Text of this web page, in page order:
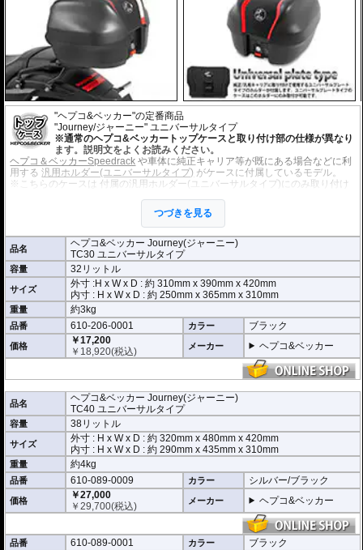
"ヘプコ&ベッカー"の定番商品
"Journey/ジャーニー" ユニバーサルタイプ
※通常のヘプコ&ベッカートップケースと取り付け部の仕様が異なり
ます。説明文をよくお読みください。
ヘプコ＆ベッカーSpeedrack や車体に純正キャリア等が既にある場合などに利
用する汎用ホルダー(ユニバーサルタイプ) がケースに付属しているモデル。
※こちらのケースは 付属の汎用ホルダー(ユニバーサルタイプ)にのみ取り付け
※パイプタイプのトップケースホルダーやAlurack(アルラック)、Easyrack(イ
、スマートラックには取付できません。
ヘプコ＆ベッカーSpeedrackに汎用ホルダー(ユニバーサルタイプ)を取
り付けることも可能です。
オプションに 蓋の上に取り付けるキャリア、背もたれとして利用するバックレ
スト、荷物を一纏めにできるインナーバッグがあります。
＜重要＞
取付の際には車両側の強度をご確認ください。強度不足の場合は必ず充分な補
強を施してください。
つづきを見る
品名
ヘプコ&ベッカー Journey(ジャーニー)
TC30 ユニバーサルタイプ
容量 32リットル
サイズ 外寸 :H x W x D : 約310mm x390mm x420mm
内寸 : H x W x D : 約 250mm x 365mm x 310mm
重量 約3kg
品番 610-206-0001 カラー ブラック
価格
￥17,200
￥ 18,920(税込) メーカー ヘプコ&ベッカー
品名
ヘプコ&ベッカー Journey(ジャーニー)
TC40 ユニバーサルタイプ
容量 38リットル
サイズ 外寸 : H x W x D : 約320mm x480mm x420mm
内寸 : H x W x D : 約 290mm x 435mm x 310mm
重量 約4kg
品番 610-089-0009 カラー シルバー/ブラック
価格
￥27,000
￥29,700(税込) メーカー ヘプコ&ベッカー
品番 610-089-0001 カラー ブラック